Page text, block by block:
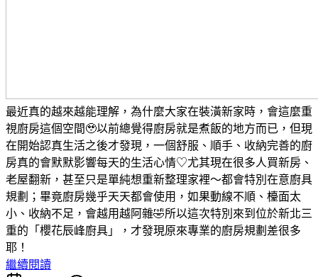
最近真的越來越能理解，為什麼大家在裝潢新家時，會這麼重
視廚房這個空間🥹以前總覺得廚房就是煮飯的地方而已，但現
在開始認真生活之後才發現，一個舒服、順手、收納完善的廚
房真的會默默影響每天的生活心情♡尤其現在很多人買新房、
老屋翻新，甚至只是單純想重新整理家裡～都會特別在意廚具
規劃；畢竟廚房幾乎天天都會使用，如果動線不順、檯面太
小、收納不足，會越用越阿雜🤣所以這次特別來到位於新北三
重的「櫻花辰峰廚具」，才發現原來專業的廚房規劃差很多
耶！
繼續閱讀